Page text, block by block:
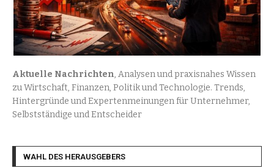
Aktuelle Nachrichten, Analysen und praxisnahes Wissen
zu Wirtschaft, Finanzen, Politik und Technologie. Trends,
Hintergründe und Expertenmeinungen für Unternehmer,
Selbstständige und Entscheider
WAHL DES HERAUSGEBERS